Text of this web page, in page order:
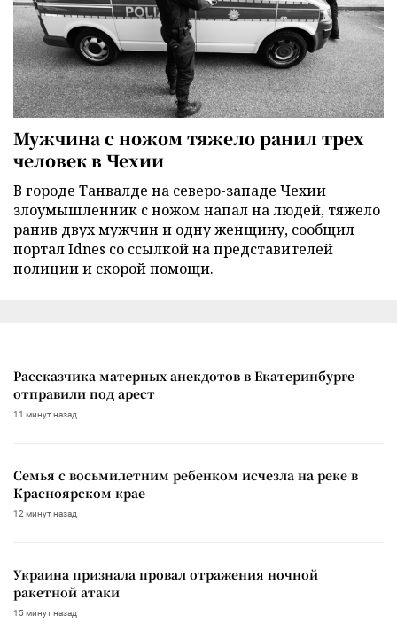
Мужчина с ножом тяжело ранил трех
человек в Чехии
В городе Танвалде на северо-западе Чехии
злоумышленник с ножом напал на людей, тяжело
ранив двух мужчин и одну женщину, сообщил
портал Idnes со ссылкой на представителей
полиции и скорой помощи.
Рассказчика матерных анекдотов в Екатеринбурге
отправили под арест
11 минут назад
Семья с восьмилетним ребенком исчезла на реке в
Красноярском крае
12 минут назад
Украина признала провал отражения ночной
ракетной атаки
15 минут назад